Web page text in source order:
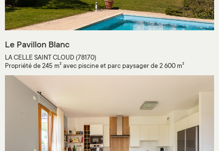
Le Pavillon Blanc
LA CELLE SAINT CLOUD (78170)
Propriété de 245 m² avec piscine et parc paysager de 2 600 m²